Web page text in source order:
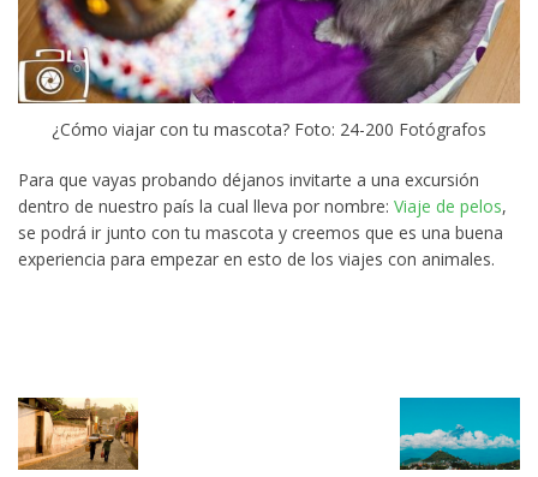
¿Cómo viajar con tu mascota? Foto: 24-200 Fotógrafos
Para que vayas probando déjanos invitarte a una excursión
dentro de nuestro país la cual lleva por nombre: Viaje de pelos,
se podrá ir junto con tu mascota y creemos que es una buena
experiencia para empezar en esto de los viajes con animales.